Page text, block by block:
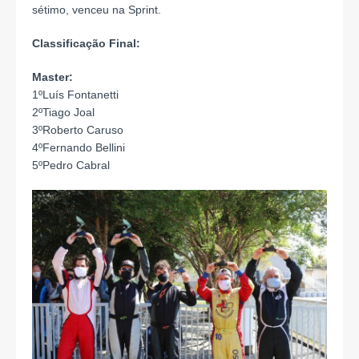
sétimo, venceu na Sprint.
Classificação Final:
Master:
1ºLuís Fontanetti
2ºTiago Joal
3ºRoberto Caruso
4ºFernando Bellini
5ºPedro Cabral